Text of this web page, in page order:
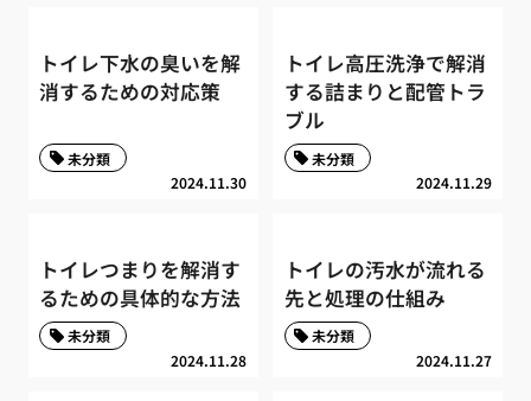
トイレ下水の臭いを解
消するための対応策
2024.11.30
未分類
トイレ高圧洗浄で解消
する詰まりと配管トラ
ブル
2024.11.29
未分類
トイレつまりを解消す
るための具体的な方法
2024.11.28
未分類
トイレの汚水が流れる
先と処理の仕組み
2024.11.27
未分類